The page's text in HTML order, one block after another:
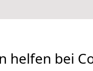
helfen bei